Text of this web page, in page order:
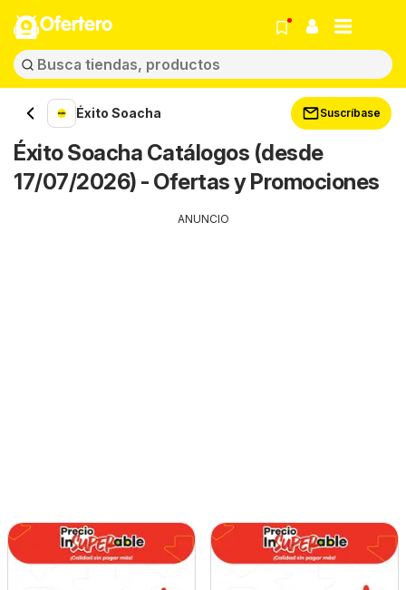
Ofertero
Éxito Soacha Suscríbase
Éxito Soacha Catálogos (desde
17/07/2026) - Ofertas y Promociones
ANUNCIO